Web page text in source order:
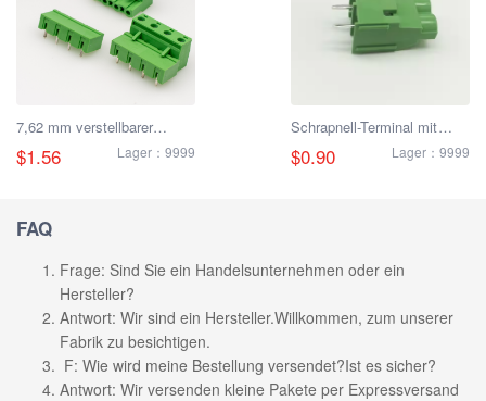
7,62 mm verstellbarer
Anschluss
$1.56 Lager：9999
Schrapnell-Terminal mit
DIN-Schiene
$0.90 Lager：9999
FAQ
Frage: Sind Sie ein Handelsunternehmen oder ein
Hersteller?
Antwort: Wir sind ein Hersteller.Willkommen, zum unserer
Fabrik zu besichtigen.
F: Wie wird meine Bestellung versendet?Ist es sicher?
Antwort: Wir versenden kleine Pakete per Expressversand